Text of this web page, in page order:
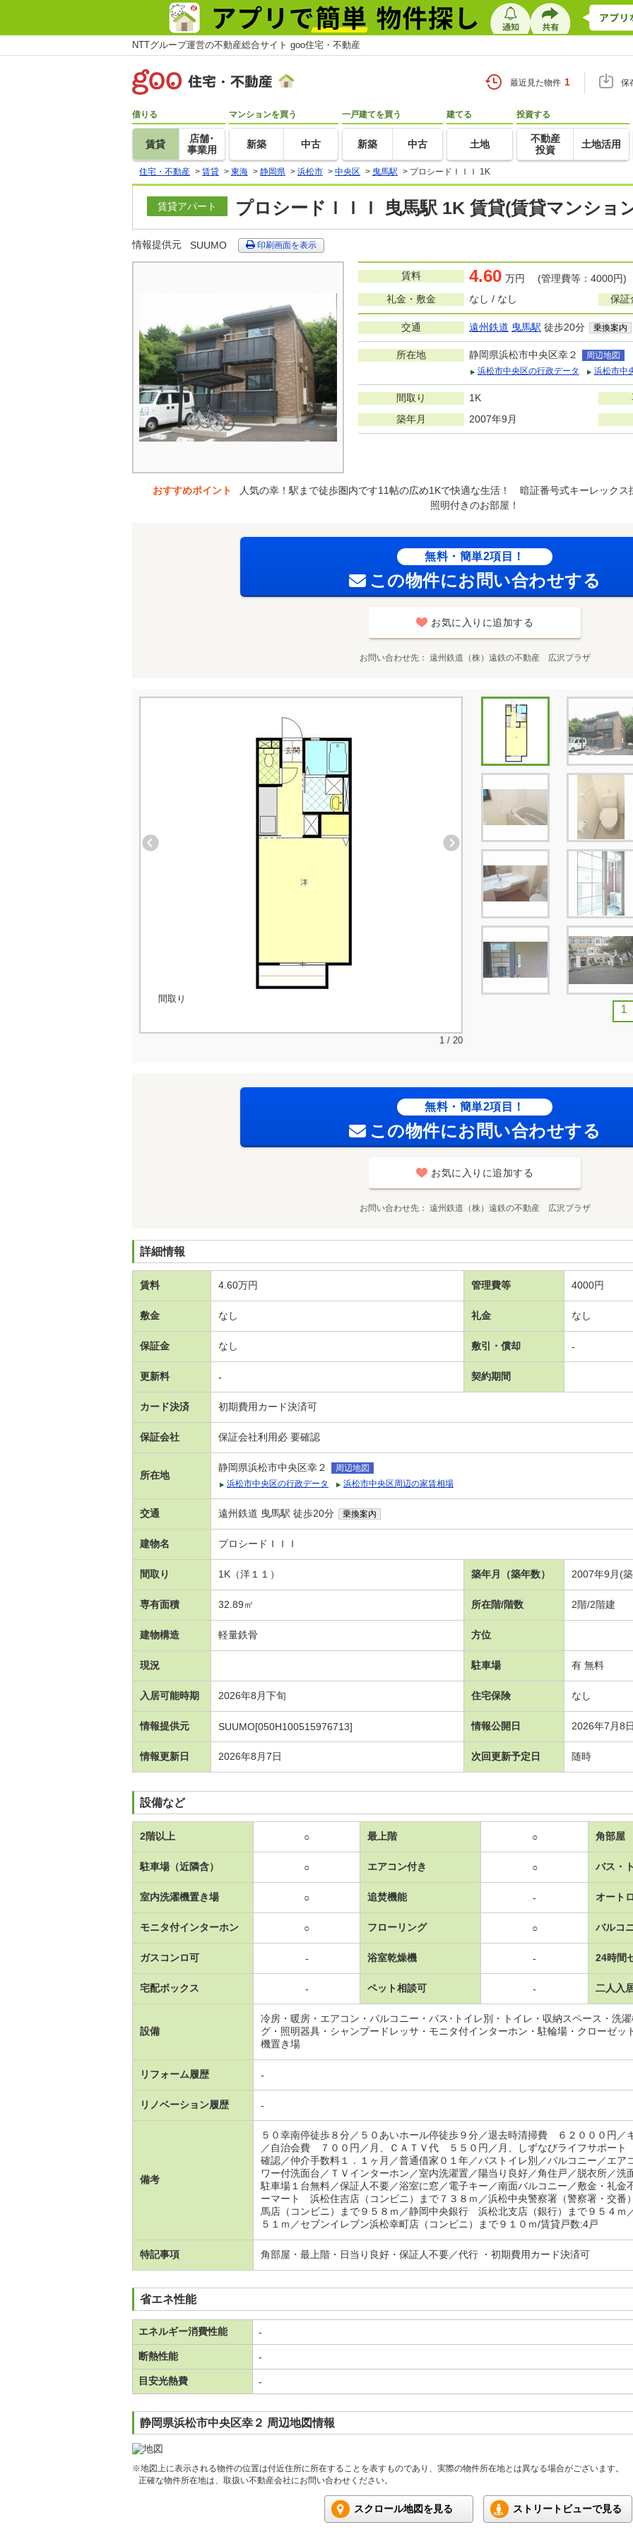
NTTグループ運営の不動産総合サイト goo住宅・不動産
最近見た物件 1 保
借りる
賃貸
店舗･
事業用
マンションを買う
新築 中古
一戸建てを買う
新築 中古
建てる
土地
投資する
不動産
投資
土地活用
住宅・不動産 > 賃貸 > 東海 > 静岡県 > 浜松市 > 中央区 > 曳馬駅 > プロシードＩＩＩ 1K
賃貸アパート プロシードＩＩＩ 曳馬駅 1K 賃貸(賃貸マンショ
情報提供元 SUUMO 印刷画面を表示
賃料 4.60 万円 (管理費等：4000円)
礼金・敷金
なし / なし 保証
交通 遠州鉄道 曳馬駅 徒歩20分 乗換案内
所在地 静岡県浜松市中央区幸２
周辺地図
浜松市中央区の行政データ
浜松市中
間取り 1K
築年月
2007年9月
おすすめポイント
人気の幸！駅まで徒歩圏内です11帖の広め1Kで快適な生活！ 暗証番号式キーレックス
照明付きのお部屋！
無料・簡単2項目！
この物件にお問い合わせする
お気に入りに追加する
お問い合わせ先 遠州鉄道（株）遠鉄の不動産 広沢プラザ
間取り
1 / 20
1
無料・簡単2項目！
この物件にお問い合わせする
お気に入りに追加する
お問い合わせ先 遠州鉄道（株）遠鉄の不動産 広沢プラザ
詳細情報
賃料 4.60万円 管理費等 4000円
敷金 なし 礼金 なし
保証金 なし 敷引・償却 -
更新料 - 契約期間
カード決済 初期費用カード決済可
保証会社 保証会社利用必 要確認
所在地
静岡県浜松市中央区幸２
周辺地図
浜松市中央区の行政データ
浜松市中央区周辺の家賃相場
交通 遠州鉄道 曳馬駅 徒歩20分 乗換案内
建物名 プロシードＩＩＩ
間取り 1K（洋１１） 築年月（築年数） 2007年9月(
専有面積 32.89㎡ 所在階/階数 2階/2階建
建物構造 軽量鉄骨 方位
現況 駐車場 有 無料
入居可能時期 2026年8月下旬 住宅保険 なし
情報提供元 SUUMO[050H100515976713] 情報公開日 2026年7月8
情報更新日 2026年8月7日 次回更新予定日 随時
設備など
2階以上 ○ 最上階 ○ 角部屋
駐車場（近隣含） ○ エアコン付き ○ バス・
室内洗濯機置き場 ○ 追焚機能 - オート
モニタ付インターホン ○ フローリング ○ バルコ
ガスコンロ可 - 浴室乾燥機 - 24時間
宅配ボックス - ペット相談可 - 二人入
設備
冷房・暖房・エアコン・バルコニー・バス･トイレ別・トイレ・収納スペース・洗
グ・照明器具・シャンプードレッサ・モニタ付インターホン・駐輪場・クローゼッ
機置き場
リフォーム履歴 -
リノベーション履歴 -
備考
５０幸南停徒歩８分／５０あいホール停徒歩９分／退去時清掃費 ６２０００円
／自治会費 ７００円／月、ＣＡＴＶ代 ５５０円／月、しずなびライフサポー
確認／仲介手数料１．１ヶ月／普通借家０１年／バストイレ別／バルコニー／エア
ワー付洗面台／ＴＶインターホン／室内洗濯置／陽当り良好／角住戸／脱衣所／
駐車場１台無料／保証人不要／浴室に窓／電子キー／南面バルコニー／敷金・礼金
ーマート 浜松住吉店（コンビニ）まで７３８ｍ／浜松中央警察署（警察署・交
馬店（コンビニ）まで９５８ｍ／静岡中央銀行 浜松北支店（銀行）まで９５４
５１ｍ／セブンイレブン浜松幸町店（コンビニ）まで９１０ｍ/賃貸戸数:4戸
特記事項 角部屋・最上階・日当り良好・保証人不要／代行 ・初期費用カード決済可
省エネ性能
エネルギー消費性能 -
断熱性能 -
目安光熱費 -
静岡県浜松市中央区幸２ 周辺地図情報
※地図上に表示される物件の位置は付近住所に所在することを表すものであり、実際の物件所在地とは異なる場合がございます。
正確な物件所在地は、取扱い不動産会社にお問い合わせください。
スクロール地図を見る ストリートビューで見る